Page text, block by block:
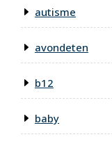
autisme
avondeten
b12
baby